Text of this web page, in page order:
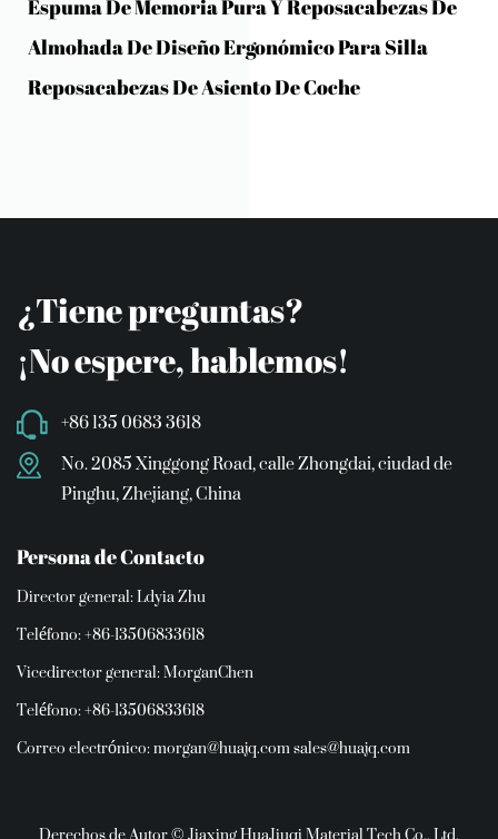
Espuma De Memoria Pura Y Reposacabezas De
Almohada De Diseño Ergonómico Para Silla
Reposacabezas De Asiento De Coche
¿Tiene preguntas?
¡No espere, hablemos!
+86 135 0683 3618
No. 2085 Xinggong Road, calle Zhongdai, ciudad de
Pinghu, Zhejiang, China
Persona de Contacto
Director general: Ldyia Zhu
Teléfono: +86-13506833618
Vicedirector general: MorganChen
Teléfono: +86-13506833618
Correo electrónico:morgan@huajq.comsales@huajq.com